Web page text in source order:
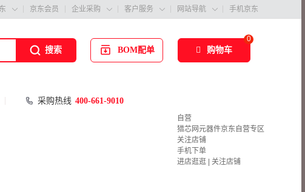
 京东会员 企业采购  客户服务  网站导航  手机京东
搜索 BOM配单
0
购物车
采购热线 400-661-9010
自营
猎芯网元器件京东自营专区
关注店铺
手机下单
进店逛逛
关注店铺